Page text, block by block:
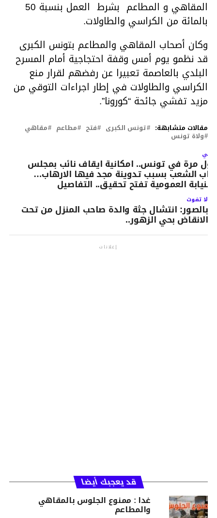
المقاهي و المطاعم بشرط العمل بنسبة 50
بالمائة من الكراسي والطاولات.
وكان أصحاب المقاهي والمطاعم بتونس الكبرى
قد نظمو يوم أمس وقفة احتجاجية أمام المسرح
البلدي بالعاصمة تعبيرا عن رفضهم لقرار منع
الكراسي والطاولات في إطار اجراءات التوقي من
مزيد تفشي جائحة “كورونا”.
مقالات متشابهة: تونس الكبرى فتح مطاعم مقاهي
ولاة تونس
مرة في تونس.. امكانية ايقاف نائب بمجلس
الشعب بسبب تدوينة مجد فيها الارهاب…
العمومية تفتح تحقيق.. التفاصيل
لا تفوت
بالصور: انتشال جثة والدة صاحب المنزل من تحت
الانقاض بحي الزهور..
إعلانات
قد يعجبك أيضا
غدا : ممنوع الجلوس بالمقاهي
والمطاعم